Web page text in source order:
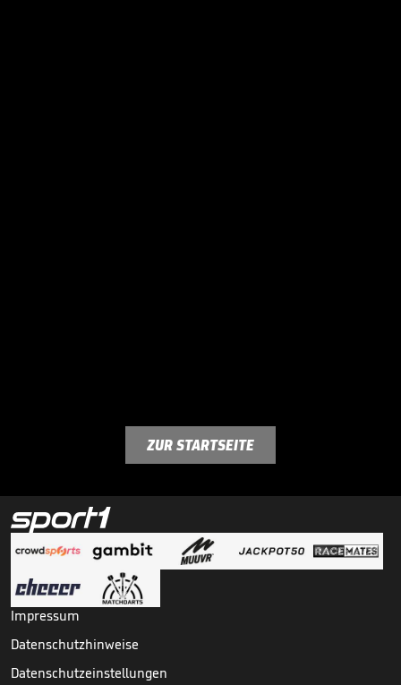
ZUR STARTSEITE
Impressum
Datenschutzhinweise
Datenschutzeinstellungen